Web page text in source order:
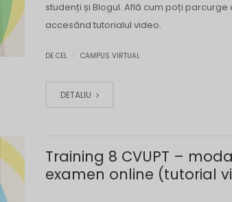
studenți și Blogul. Află cum poți
accesând tutorialul video.
DE CEL CAMPUS VIRTUAL
DETALIU
Training 8 CVUPT –
examen online (tutorial